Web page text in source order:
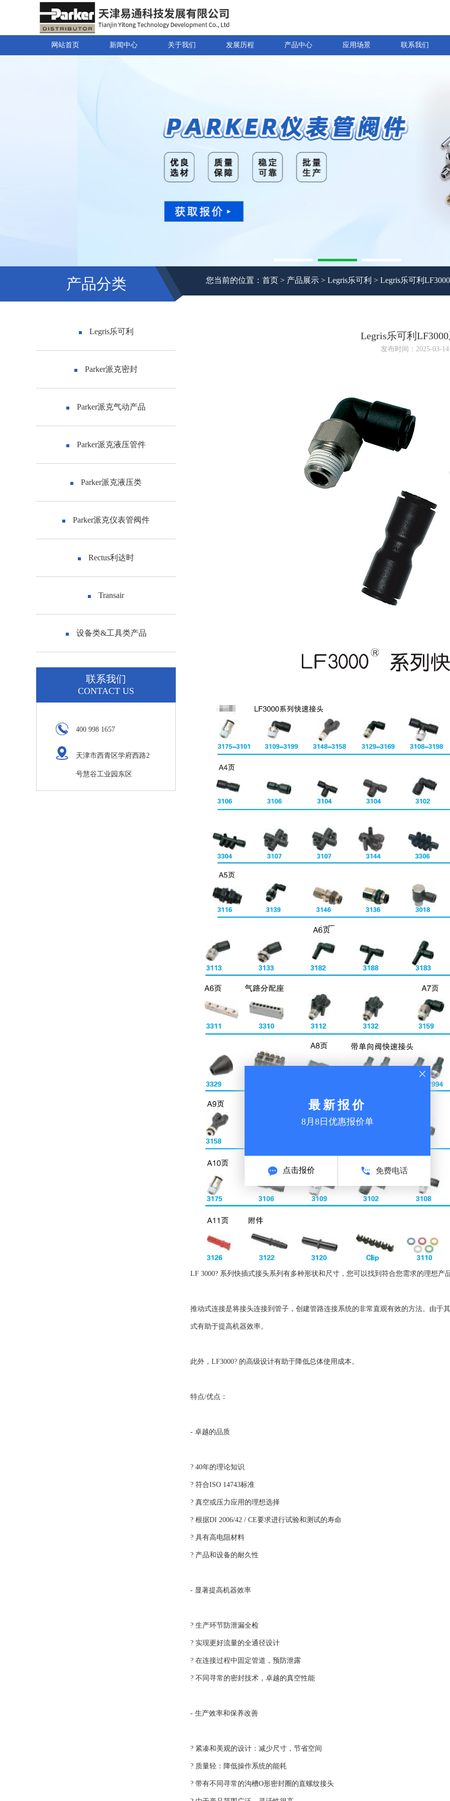
网站首页 新闻中心 关于我们 发展历程 产品中心 应用场景 联系我们
产品分类 您当前的位置： 首页 > 产品展示 > Legris乐可利 > Legris乐可利
Legris乐可利
Parker派克密封
Parker派克气动产品
Parker派克液压管件
Parker派克液压类
Parker派克仪表管阀件
Rectus利达时
Transair
设备类&工具类产品
联系我们
CONTACT US
400 998 1657
天津市西青区学府西路2
号慧谷工业园东区
Legris乐可利
发布时间：2025-03-14
LF 3000? 系列快插式接头系列有多种形状和尺寸，您可以找到符合您需求的理想产
推动式连接是将接头连接到管子，创建管路连接系统的非常直观有效的方法。由于
式有助于提高机器效率。
此外，LF3000? 的高级设计有助于降低总体使用成本。
特点/优点：
- 卓越的品质
? 40年的理论知识
? 符合ISO 14743标准
? 真空或压力应用的理想选择
? 根据DI 2006/42 / CE要求进行试验和测试的寿命
? 具有高电阻材料
? 产品和设备的耐久性
- 显著提高机器效率
? 生产环节防泄漏全检
? 实现更好流量的全通径设计
? 在连接过程中固定管道，预防泄露
? 不同寻常的密封技术，卓越的真空性能
- 生产效率和保养改善
? 紧凑和美观的设计：减少尺寸，节省空间
? 质量轻：降低操作系统的能耗
? 带有不同寻常的沟槽O形密封圈的直螺纹接头
最新报价
8月8日优惠报价单
点击报价 免费电话